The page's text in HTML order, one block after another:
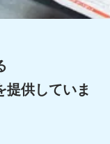
提供していま